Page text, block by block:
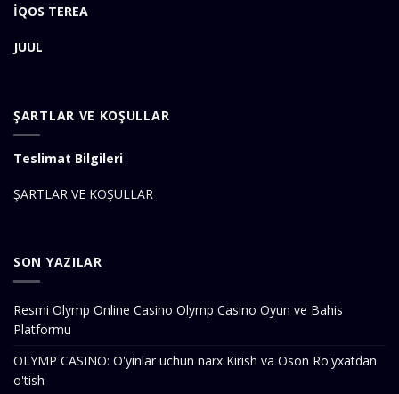
İQOS TEREA
JUUL
ŞARTLAR VE KOŞULLAR
Teslimat Bilgileri
ŞARTLAR VE KOŞULLAR
SON YAZILAR
Resmi Olymp Online Casino Olymp Casino Oyun ve Bahis
Platformu
OLYMP CASINO: O'yinlar uchun narx Kirish va Oson Ro'yxatdan
o'tish